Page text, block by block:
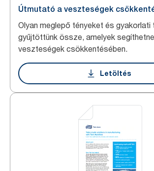
Útmutató a veszteségek
Olyan meglepő tényeket és gyakorlati
gyűjtöttünk össze, amelyek
veszteségek csökkentésében.
Letöltés